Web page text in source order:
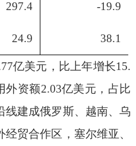
297.4 -19.9
24.9 38.1
77亿美元， 比上年增长15.
外资额2.03亿美元，占比
线建成俄罗斯、越南、乌
经贸合作区，塞尔维亚、